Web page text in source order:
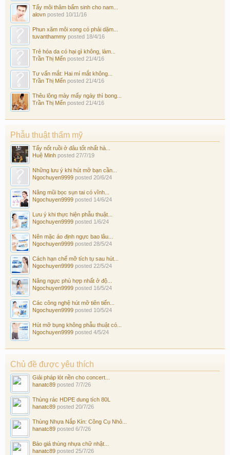
Tẩy môi thâm bẩm sinh cho nam...
alovn posted 10/11/16
Phun xăm môi xong có phải dặm...
tuvanthammy posted 18/4/16
Trẻ hóa da có hại gì không, làm...
Trần Thị Mến posted 21/4/16
Tư vấn mắt: Hai mí mắt không...
Trần Thị Mến posted 21/4/16
Thêu lông mày mấy ngày thì bong...
Trần Thị Mến posted 21/4/16
Phẫu thuật thẩm mỹ
Tẩy nốt ruồi ở đâu tốt nhất hà...
Huệ Minh posted 27/7/19
Những lưu ý khi hút mỡ bạn cần...
Ngochuyen9999 posted 20/6/24
Nâng mũi bọc sụn tai có vĩnh...
Ngochuyen9999 posted 14/6/24
Lưu ý khi thực hiện phẫu thuật...
Ngochuyen9999 posted 1/6/24
Nên mặc áo định ngực bao lâu...
Ngochuyen9999 posted 28/5/24
Cách hạn chế mỡ tích tụ sau hút...
Ngochuyen9999 posted 22/5/24
Nâng ngực phù hợp nhất ở độ...
Ngochuyen9999 posted 16/5/24
Các công nghệ hút mỡ tiên tiến...
Ngochuyen9999 posted 10/5/24
Hút mỡ bụng không phẫu thuật có...
Ngochuyen9999 posted 4/5/24
Chủ đề được yêu thích
Giải pháp lót nền cho concert...
hanatc89 posted 7/7/26
Thùng rác HDPE dung tích 80L
hanatc89 posted 20/7/26
Thùng Nhựa Nắp Kín: Công Cụ Nhỏ...
hanatc89 posted 6/7/26
Báo giá thùng nhựa chữ nhật...
hanatc89 posted 25/7/26